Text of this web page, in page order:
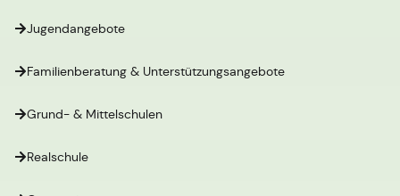
Jugendangebote
Familienberatung & Unterstützungsangebote
Grund- & Mittelschulen
Realschule